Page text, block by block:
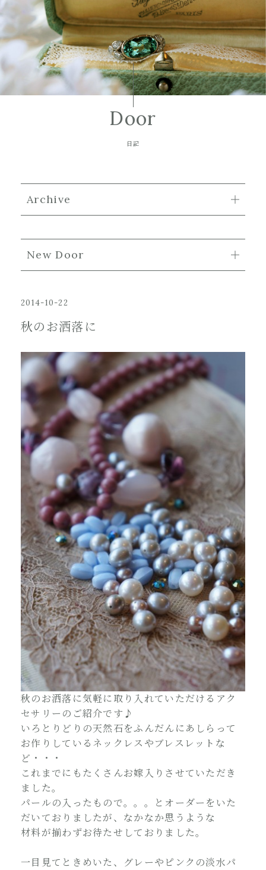
Door
日記
Archive
New Door
2014-10-22
秋のお洒落に
秋のお洒落に気軽に取り入れていただけるアク
セサリーのご紹介です♪
いろとりどりの天然石をふんだんにあしらって
お作りしているネックレスやブレスレットな
ど・・・
これまでにもたくさんお嫁入りさせていただき
ました。
パールの入ったもので。。。とオーダーをいた
だいておりましたが、なかなか思うような
材料が揃わずお待たせしておりました。
一目見てときめいた、グレーやピンクの淡水パ